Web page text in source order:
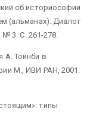
об историософии
(альманах). Диалог
3. С. 261-278.
А. Тойнби в
М., ИВИ РАН, 2001.
типы